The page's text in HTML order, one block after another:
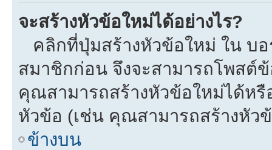
จะสร้างหัวข้อใหม่ได้อย่างไร?
คลิกที่ปุ่มสร้างหัวข้อใหม่ ใน บ
สมาชิกก่อน จึงจะสามารถโพสต์
คุณสามารถสร้างหัวข้อใหม่ได้ห
หัวข้อ (เช่น คุณสามารถสร้างหั
ข้างบน